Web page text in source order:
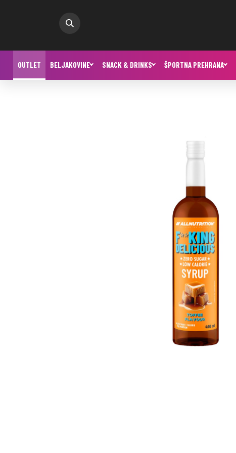
OUTLET BELJAKOVINE SNACK & DRINKS ŠPORTNA PREHRANA